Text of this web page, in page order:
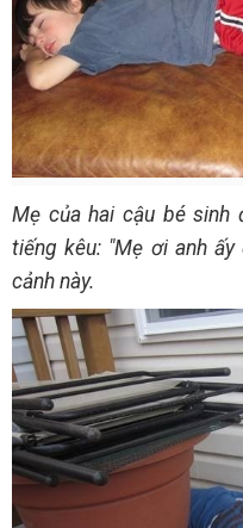
Mẹ của hai cậu bé sinh
tiếng kêu: "Mẹ ơi anh
cảnh này.